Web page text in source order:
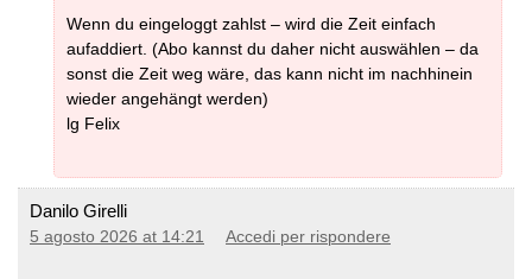
Wenn du eingeloggt zahlst – wird die Zeit einfach
aufaddiert. (Abo kannst du daher nicht auswählen – da
sonst die Zeit weg wäre, das kann nicht im nachhinein
wieder angehängt werden)
lg Felix
Danilo Girelli
5 agosto 2026 at 14:21 Accedi per rispondere